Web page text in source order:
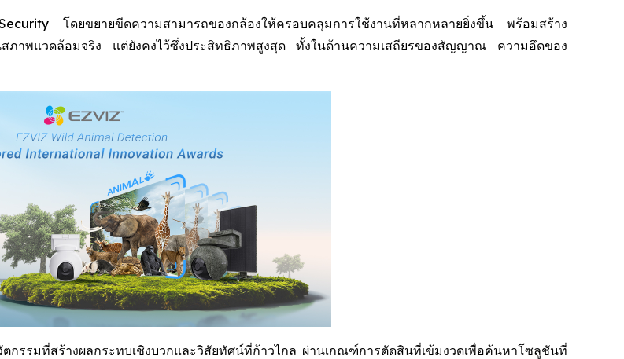
โดยขยายขีดความสามารถของกล้องให้ครอบคลุมการใช้งานที่หลากหลายยิ่งขึ้น พร้อมสร้าง
สภาพแวดล้อมจริง แต่ยังคงไว้ซึ่งประสิทธิภาพสูงสุด ทั้งในด้านความเสถียรของสัญญาณ ความอึดของ
รรมที่สร้างผลกระทบเชิงบวกและวิสัยทัศน์ที่ก้าวไกล ผ่านเกณฑ์การตัดสินที่เข้มงวดเพื่อค้นหาโซลูชันที่